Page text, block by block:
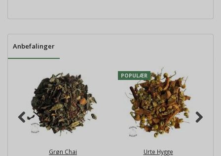
Anbefalinger
Grøn Chai
POPULÆR
Urte Hygge